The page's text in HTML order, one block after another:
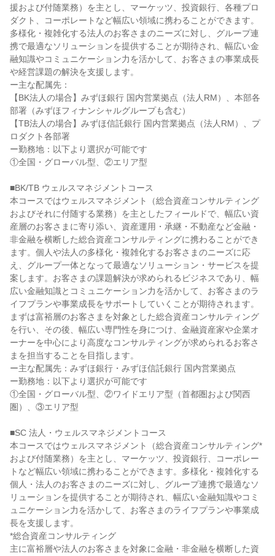
援および付随業務）を主とし、マーケッツ、投資銀行、各種プロ
ダクト、コーポレートなど幅広い領域に携わることができます。
多様化・複雑化する法人のお客さまのニーズに対し、グループ連
携で最適なソリューションを提供することが期待され、幅広い金
融知識やコミュニケーション力を活かして、お客さまの事業成長
や経営課題の解決を支援します。
ー主な配属先：
【BK法人の場合】みずほ銀行 国内営業拠点（法人RM）、本部各
部署（みずほフィナンシャルグループも含む）
【TB法人の場合】みずほ信託銀行 国内営業拠点（法人RM）、プ
ロダクト各部署
ー勤務地：以下より選択が可能です
①全国・グローバル型、②エリア型
■BK/TB ウェルスマネジメントコース
本コースではウェルスマネジメント（総合資産コンサルティング
およびそれに付随する業務）を主としたフィールドで、幅広い資
産層のお客さまに寄り添い、資産運用・承継・不動産など金融・
非金融を横断した総合資産コンサルティングに携わることができ
ます。個人や法人の多様化・複雑化するお客さまのニーズに応
え、グループ一体となって最適なソリューション・サービスを提
案します。お客さまの課題解決が求められるビジネスであり、幅
広い金融知識とコミュニケーション力を活かして、お客さまのラ
イフプランや事業成長をサポートしていくことが期待されます。
まずは富裕層のお客さまを対象とした総合資産コンサルティング
を行い、その後、幅広い専門性を身につけ、金融資産家や企業オ
ーナーを中心により高度なコンサルティングが求められるお客さ
まを担当することを目指します。
ー主な配属先：みずほ銀行・みずほ信託銀行 国内営業拠点
ー勤務地：以下より選択が可能です
①全国・グローバル型、②ワイドエリア型（首都圏および関西
圏）、③エリア型
■SC 法人・ウェルスマネジメントコース
本コースではウェルスマネジメント（総合資産コンサルティング*
および付随業務）を主とし、マーケッツ、投資銀行、コーポレー
トなど幅広い領域に携わることができます。多様化・複雑化する
個人・法人のお客さまのニーズに対し、グループ連携で最適なソ
リューションを提供することが期待され、幅広い金融知識やコミ
ュニケーション力を活かして、お客さまのライフプランや事業成
長を支援します。
*総合資産コンサルティング
主に富裕層や法人のお客さまを対象に金融・非金融を横断した資